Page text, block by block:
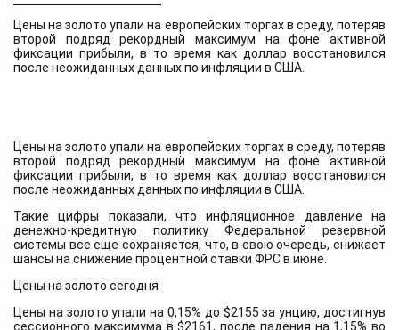
Цены на золото упали на европейских торгах в среду, потеряв
второй подряд рекордный максимум на фоне активной
фиксации прибыли, в то время как доллар восстановился
после неожиданных данных по инфляции в США.
Цены на золото упали на европейских торгах в среду, потеряв
второй подряд рекордный максимум на фоне активной
фиксации прибыли, в то время как доллар восстановился
после неожиданных данных по инфляции в США.
Такие цифры показали, что инфляционное давление на
денежно-кредитную политику Федеральной резервной
системы все еще сохраняется, что, в свою очередь, снижает
шансы на снижение процентной ставки ФРС в июне.
Цены на золото сегодня
Цены на золото упали на 0,15% до $2155 за унцию, достигнув
сессионного максимума в $2161, после падения на 1,15% во